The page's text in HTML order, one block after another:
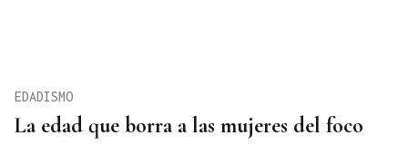
La edad que borra a las mujeres del foco
EDADISMO